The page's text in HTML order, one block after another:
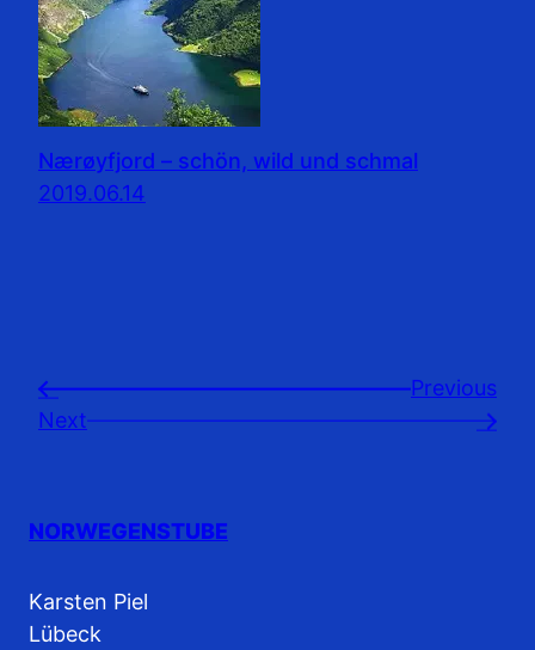
Nærøyfjord – schön, wild und schmal
2019.06.14
←
Previousㅤ
Next
→
NORWEGENSTUBE
Karsten Piel
Lübeck